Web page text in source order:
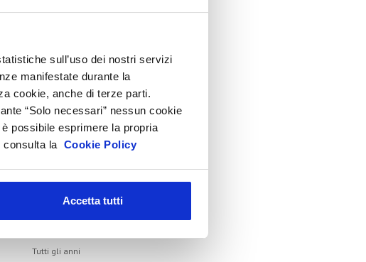
sull’uso dei nostri servizi
manifestate durante la
cookie, anche di terze parti.
“Solo necessari” nessun cookie
possibile esprimere la propria
consulta la Cookie Policy
Accetta tutti
Convegno tecnico internazionale
Information Day
Beauty Links
Beauty Report
Incontri tematici
Eventi Speciali
Leonardo Genio e Bellezza
Milano Beauty Week
Tutti gli anni